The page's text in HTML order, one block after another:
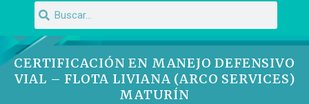
CERTIFICACIÓN EN MANEJO DEFENSIVO
VIAL – FLOTA LIVIANA (ARCO SERVICES)
MATURÍN